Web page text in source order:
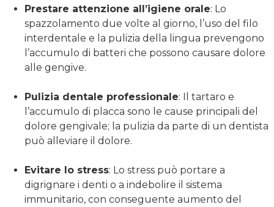
Prestare attenzione all’igiene orale: Lo
spazzolamento due volte al giorno, l’uso del filo
interdentale e la pulizia della lingua prevengono
l’accumulo di batteri che possono causare dolore
alle gengive.
Pulizia dentale professionale: Il tartaro e
l’accumulo di placca sono le cause principali del
dolore gengivale; la pulizia da parte di un dentista
può alleviare il dolore.
Evitare lo stress: Lo stress può portare a
digrignare i denti o a indebolire il sistema
immunitario, con conseguente aumento del